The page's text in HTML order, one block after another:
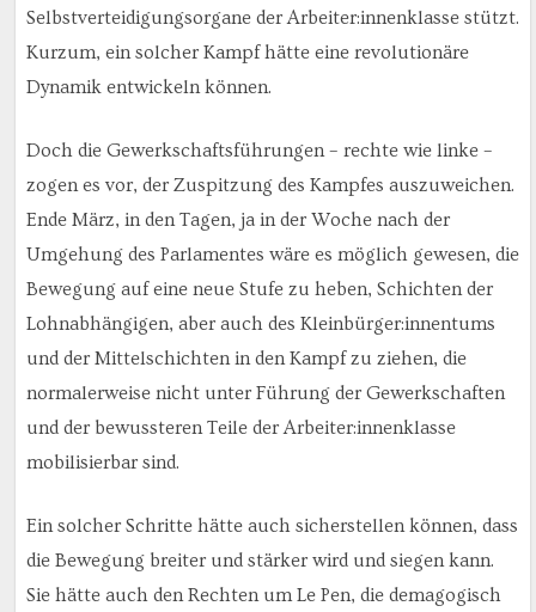
Selbstverteidigungsorgane der Arbeiter:innenklasse stützt.
Kurzum, ein solcher Kampf hätte eine revolutionäre
Dynamik entwickeln können.
Doch die Gewerkschaftsführungen – rechte wie linke –
zogen es vor, der Zuspitzung des Kampfes auszuweichen.
Ende März, in den Tagen, ja in der Woche nach der
Umgehung des Parlamentes wäre es möglich gewesen, die
Bewegung auf eine neue Stufe zu heben, Schichten der
Lohnabhängigen, aber auch des Kleinbürger:innentums
und der Mittelschichten in den Kampf zu ziehen, die
normalerweise nicht unter Führung der Gewerkschaften
und der bewussteren Teile der Arbeiter:innenklasse
mobilisierbar sind.
Ein solcher Schritte hätte auch sicherstellen können, dass
die Bewegung breiter und stärker wird und siegen kann.
Sie hätte auch den Rechten um Le Pen, die demagogisch